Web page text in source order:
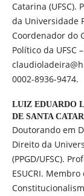
Catarina
da Universidade
Coordenador do
Político da UFSC
0002-8936-9474.
LUIZ EDUARDO
DE SANTA
Doutorando em
Direito da
(PPGD/UFSC).
ESUCRI.